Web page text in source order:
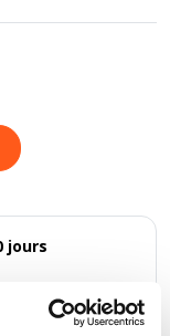
jours